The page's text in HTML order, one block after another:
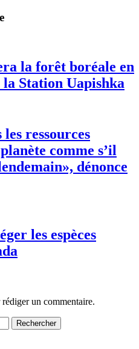
la forêt boréale en
Station Uapishka
ressources
comme s’il
dénonce
les espèces
un commentaire.